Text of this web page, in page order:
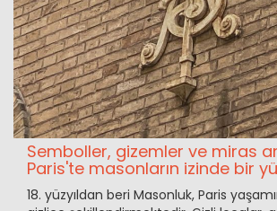
Semboller, gizemler ve miras
Paris'te masonların izinde bir
18. yüzyıldan beri Masonluk, Paris